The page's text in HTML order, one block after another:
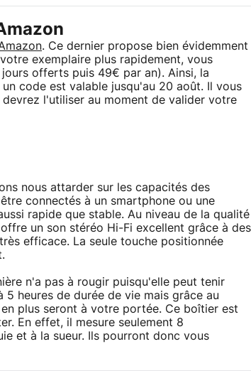
. Ce dernier propose bien évidemment
exemplaire plus rapidement, vous
offerts puis 49€ par an). Ainsi, la
code est valable jusqu'au 20 août. Il vous
l'utiliser au moment de valider votre
nous attarder sur les capacités des
connectés à un smartphone ou une
rapide que stable. Au niveau de la qualité
un son stéréo Hi-Fi excellent grâce à des
efficace. La seule touche positionnée
n'a pas à rougir puisqu'elle peut tenir
5 heures de durée de vie mais grâce au
plus seront à votre portée. Ce boîtier est
En effet, il mesure seulement 8
et à la sueur. Ils pourront donc vous